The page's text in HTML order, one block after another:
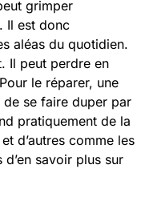
grimper
Il est donc
aléas du quotidien.
Il peut perdre en
le réparer, une
de se faire duper par
pratiquement de la
d’autres comme les
savoir plus sur